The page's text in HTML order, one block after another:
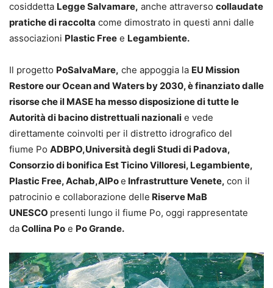
cosiddetta Legge Salvamare, anche attraverso collaudate
pratiche di raccolta come dimostrato in questi anni dalle
associazioni Plastic Free e Legambiente.
Il progetto PoSalvaMare, che appoggia la EU Mission
Restore our Ocean and Waters by 2030, è finanziato dalle
risorse che il MASE ha messo disposizione di tutte le
Autorità di bacino distrettuali nazionali e vede
direttamente coinvolti per il distretto idrografico del
fiume Po ADBPO,Università degli Studi di Padova,
Consorzio di bonifica Est Ticino Villoresi, Legambiente,
Plastic Free, Achab,AIPoe Infrastrutture Venete, con il
patrocinio e collaborazione delle Riserve MaB
UNESCO presenti lungo il fiume Po, oggi rappresentate
daCollina Po e Po Grande.